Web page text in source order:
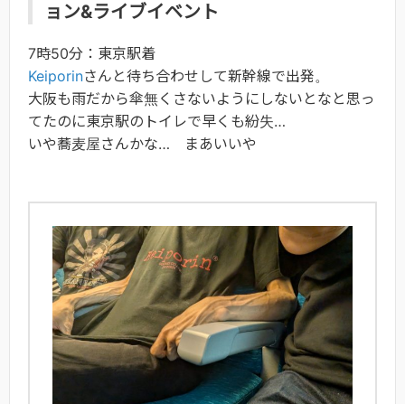
ョン&ライブイベント
7時50分：東京駅着
Keiporinさんと待ち合わせして新幹線で出発。
大阪も雨だから傘無くさないようにしないとなと思っ
てたのに東京駅のトイレで早くも紛失…
いや蕎麦屋さんかな… まあいいや